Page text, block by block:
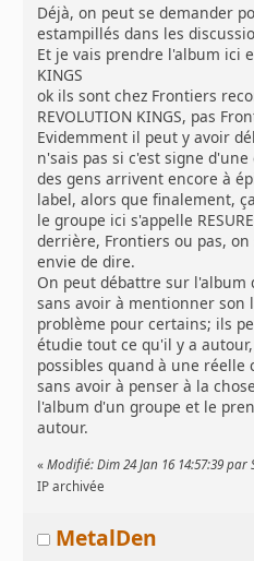
Déjà, on peut se demander
estampillés dans les
Et je vais prendre l'album ici
KINGS
ok ils sont chez Frontiers
REVOLUTION KINGS, pas
Evidemment il peut y avoir
n'sais pas si c'est signe
des gens arrivent encore à
label, alors que finalement,
le groupe ici s'appelle
derrière, Frontiers ou pas,
envie de dire.
On peut débattre sur l'album
sans avoir à mentionner son
problème pour certains; ils
étudie tout ce qu'il y a
possibles quand à une
sans avoir à penser à la
l'album d'un groupe et le
autour.
«Modifié: Dim 24 Jan 16 14:57:39 par
IP archivée
MetalDen